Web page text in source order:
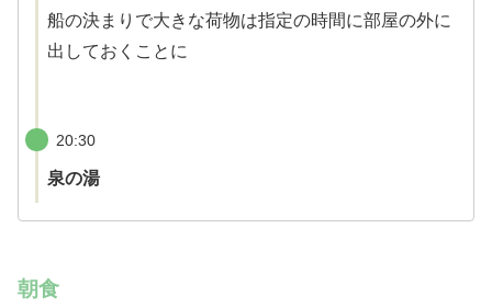
船の決まりで大きな荷物は指定の時間に部屋の外に
出しておくことに
20:30
泉の湯
朝食